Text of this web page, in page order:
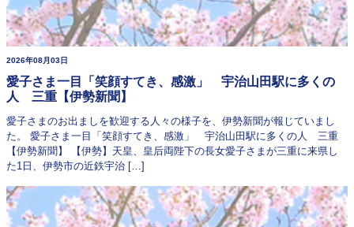
2026年08月03日
愛子さま一目「笑顔すてき、感激」 宇治山田駅に多くの
人 三重【伊勢新聞】
愛子さまのお出ましを歓迎する人々の様子を、伊勢新聞が報じていまし
た。 愛子さま一目「笑顔すてき、感激」 宇治山田駅に多くの人 三重
【伊勢新聞】 【伊勢】天皇、皇后両陛下の長女愛子さまが三重に来県し
た1日、伊勢市の近鉄宇治 […]